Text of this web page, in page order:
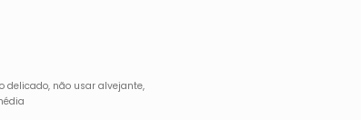
delicado, não usar alvejante,